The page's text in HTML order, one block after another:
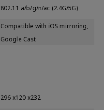
802.11 a/b/g/n/ac (2.4G/5G)
Compatible with iOS mirroring,
Google Cast
296 x120 x232